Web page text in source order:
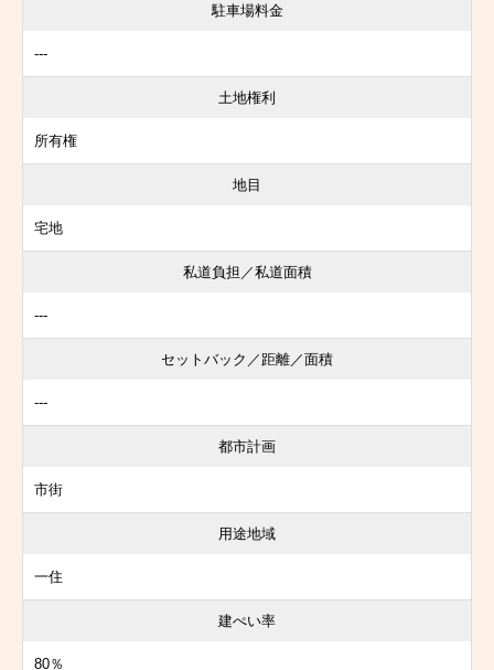
駐車場料金
---
土地権利
所有権
地目
宅地
私道負担／私道面積
---
セットバック／距離／面積
---
都市計画
市街
用途地域
一住
建ぺい率
80％